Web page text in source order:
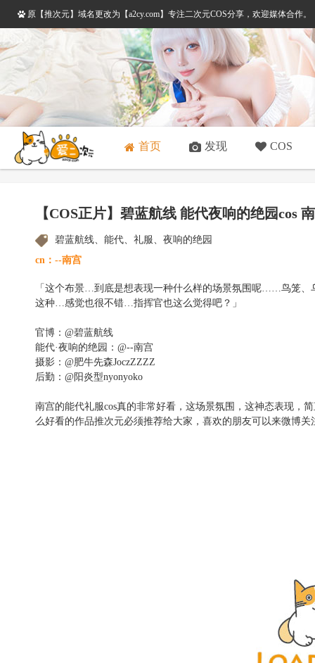
原【推次元】域名更改为【a2cy.com】专注二次元COS分享，欢迎媒体合作
首页 发现 COS
【COS正片】碧蓝航线 能代夜响的绝园cos
碧蓝航线、能代、礼服、夜响的绝园
cn：--南宫
「这个布景…到底是想表现一种什么样的场景氛围呢……鸟笼
这种…感觉也很不错…指挥官也这么觉得吧？」
官博：@碧蓝航线
能代·夜响的绝园：@--南宫
摄影：@肥牛先森JoczZZZZ
后勤：@阳炎型nyonyoko
南宫的能代礼服cos真的非常好看，这场景氛围，这神态表现，
么好看的作品推次元必须推荐给大家，喜欢的朋友可以来微博关